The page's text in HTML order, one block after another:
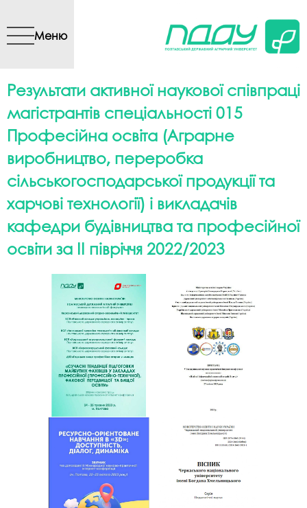
вмісту
Меню
Результати активної наукової співпраці
магістрантів спеціальності 015
Професійна освіта (Аграрне
виробництво, переробка
сільськогосподарської продукції та
харчові технології) і викладачів
кафедри будівництва та професійної
освіти за II півріччя 2022/2023